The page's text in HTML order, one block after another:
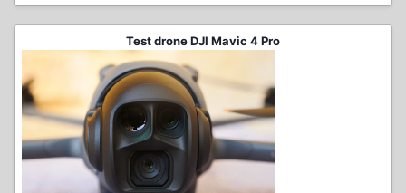
Test drone DJI Mavic 4 Pro